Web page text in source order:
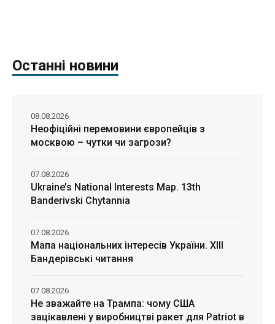
Останні новини
Неофіційні перемовини європейців з
москвою – чутки чи загрози?
08.08.2026
Ukraine’s National Interests Map. 13th
Banderivski Chytannia
07.08.2026
Мапа національних інтересів України. ХІІІ
Бандерівські читання
07.08.2026
Не зважайте на Трампа: чому США
зацікавлені у виробництві ракет для Patriot в
07.08.2026